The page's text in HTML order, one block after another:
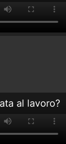
al lavoro?